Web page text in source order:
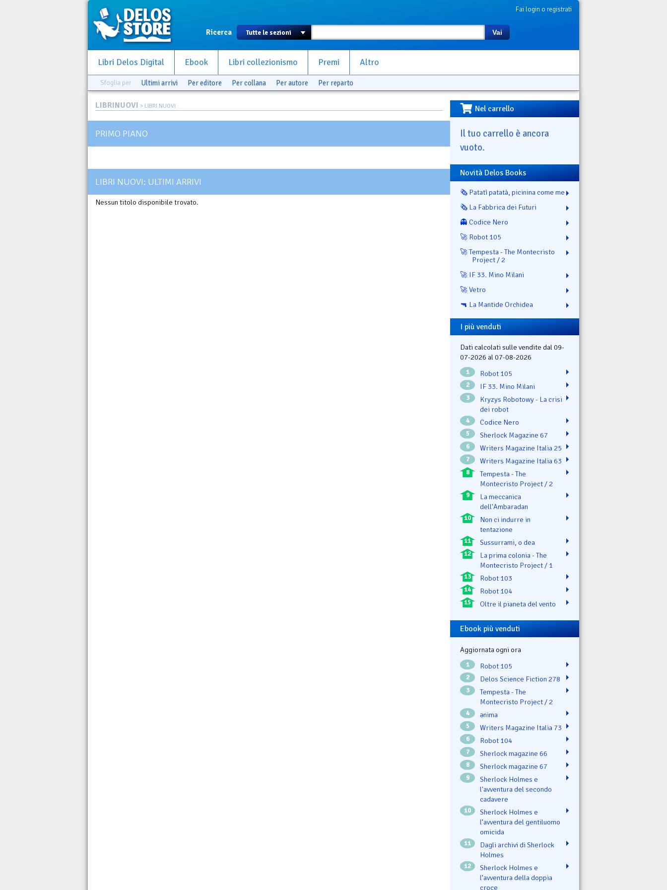
Fai login o registrati
Ricerca Vai
Libri Delos Digital Ebook Libri collezionismo Premi Altro
Sfoglia per Ultimi arrivi Per editore Per collana Per autore Per reparto
LIBRINUOVI > LIBRI NUOVI
PRIMO PIANO
LIBRI NUOVI: ULTIMI ARRIVI
Nessun titolo disponibile trovato.
Nel carrello
Il tuo carrello è ancora
vuoto.
Novità Delos Books
🗞️ Patatì patatà, picinina come me
🗞️ La Fabbrica dei Futuri
👻 Codice Nero
🚀 Robot 105
🚀 Tempesta - The Montecristo
Project / 2
🚀 IF 33. Mino Milani
🚀 Vetro
🔫 La Mantide Orchidea
I più venduti
Dati calcolati sulle vendite dal 09-
07-2026 al 07-08-2026
1 Robot 105
2 IF 33. Mino Milani
3
Kryzys Robotowy - La crisi
dei robot
4 Codice Nero
5 Sherlock Magazine 67
6 Writers Magazine Italia 25
7 Writers Magazine Italia 63
8
Tempesta - The
Montecristo Project / 2
9
La meccanica
dell'Ambaradan
10
Non ci indurre in
tentazione
11 Sussurrami, o dea
12
La prima colonia - The
Montecristo Project / 1
13 Robot 103
14 Robot 104
15 Oltre il pianeta del vento
Ebook più venduti
Aggiornata ogni ora
1 Robot 105
2 Delos Science Fiction 278
3
Tempesta - The
Montecristo Project / 2
4 ənima
5 Writers Magazine Italia 73
6 Robot 104
7 Sherlock magazine 66
8 Sherlock magazine 67
9
Sherlock Holmes e
l'avventura del secondo
cadavere
10
Sherlock Holmes e
l’avventura del gentiluomo
omicida
11
Dagli archivi di Sherlock
Holmes
12
Sherlock Holmes e
l’avventura della doppia
croce